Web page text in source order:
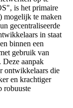
is het primaire
mogelijk te maken
gecentraliseerde
in staat
binnen een
gebruik van
Deze aanpak
ontwikkelaars die
en krachtiger
robuuste